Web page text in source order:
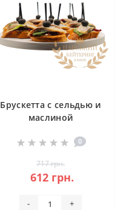
Брускетта с сельдью и
маслиной
0
717 грн.
612 грн.
- +